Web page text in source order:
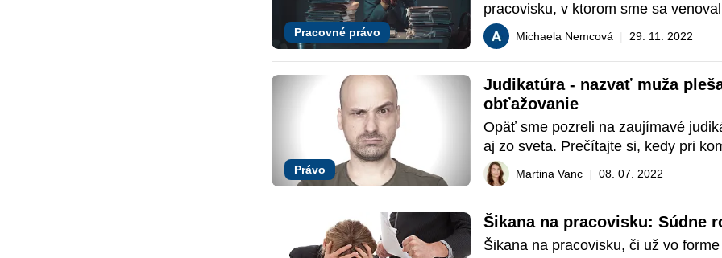
Pracovné právo
pracovisku, v ktorom sme sa
povinnostiam zamestnávateľa na
počas extrémnych teplôt v letnom
článku sa budeme venovať
z pohľadu povinností
pracovisku počas chladného obdobia.
Michaela Nemcová 29. 11. 2022
Právo
Judikatúra - nazvať muža
obťažovanie
Opäť sme pozreli na zaujímavé
aj zo sveta. Prečítajte si, kedy pri
vzhľadu muža ide o sexuálne
môže advokát v podaní na súd
vtipu a prečo súd rozhodol, že
Martina Vanc 08. 07. 2022
Šikana na pracovisku: Súdne
Šikana na pracovisku, či už vo